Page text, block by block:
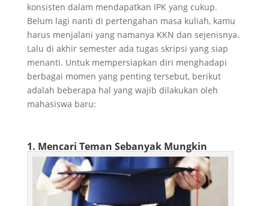
konsisten dalam mendapatkan IPK yang cukup.
Belum lagi nanti di pertengahan masa kuliah, kamu
harus menjalani yang namanya KKN dan sejenisnya.
Lalu di akhir semester ada tugas skripsi yang siap
menanti. Untuk mempersiapkan diri menghadapi
berbagai momen yang penting tersebut, berikut
adalah beberapa hal yang wajib dilakukan oleh
mahasiswa baru:
1. Mencari Teman Sebanyak Mungkin